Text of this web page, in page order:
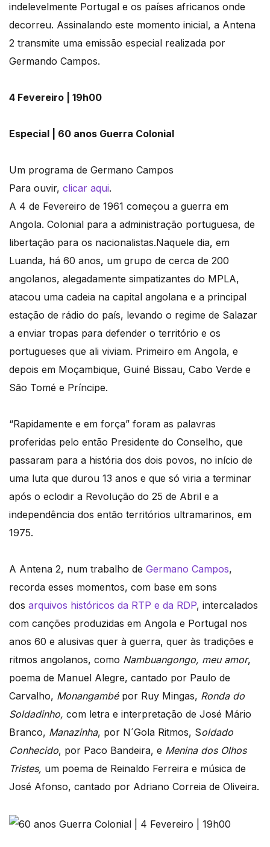
indelevelmente Portugal e os países africanos onde
decorreu. Assinalando este momento inicial, a Antena
2 transmite uma emissão especial realizada por
Germando Campos.
4 Fevereiro | 19h00
Especial | 60 anos Guerra Colonial
Um programa de Germano Campos
Para ouvir, clicar aqui.
A 4 de Fevereiro de 1961 começou a guerra em
Angola. Colonial para a administração portuguesa, de
libertação para os nacionalistas.Naquele dia, em
Luanda, há 60 anos, um grupo de cerca de 200
angolanos, alegadamente simpatizantes do MPLA,
atacou uma cadeia na capital angolana e a principal
estação de rádio do país, levando o regime de Salazar
a enviar tropas para defender o território e os
portugueses que ali viviam. Primeiro em Angola, e
depois em Moçambique, Guiné Bissau, Cabo Verde e
São Tomé e Príncipe.
“Rapidamente e em força” foram as palavras
proferidas pelo então Presidente do Conselho, que
passaram para a história dos dois povos, no início de
uma luta que durou 13 anos e que só viria a terminar
após o eclodir a Revolução do 25 de Abril e a
independência dos então territórios ultramarinos, em
1975.
A Antena 2, num trabalho de Germano Campos,
recorda esses momentos, com base em sons
dos arquivos históricos da RTP e da RDP, intercalados
com canções produzidas em Angola e Portugal nos
anos 60 e alusivas quer à guerra, quer às tradições e
ritmos angolanos, como Nambuangongo, meu amor,
poema de Manuel Alegre, cantado por Paulo de
Carvalho, Monangambépor Ruy Mingas, Ronda do
Soldadinho, com letra e interpretação de José Mário
Branco, Manazinha, por N´Gola Ritmos, Soldado
Conhecido, por Paco Bandeira, e Menina dos Olhos
Tristes, um poema de Reinaldo Ferreira e música de
José Afonso, cantado por Adriano Correia de Oliveira.